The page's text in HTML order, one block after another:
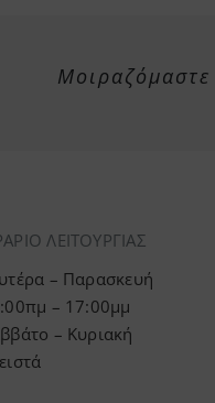
ΛΕΙΤΟΥΡΓΙΑΣ
– Παρασκευή
– 17:00μμ
– Κυριακή